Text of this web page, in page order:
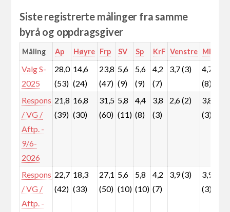
Siste registrerte målinger fra samme
byrå og oppdragsgiver
Måling Ap Høyre Frp SV Sp KrF Venstre MDG
Valg S-
2025
28,0
(53)
14,6
(24)
23,8
(47)
5,6
(9)
5,6
(9)
4,2
(7)
3,7 (3)
4,7
(8)
Respons
/ VG /
Aftp. -
9/6-
2026
21,8
(39)
16,8
(30)
31,5
(60)
5,8
(11)
4,4
(8)
3,8
(3)
2,6 (2)
3,8
(3)
Respons
/ VG /
Aftp. -
22,7
(42)
18,3
(33)
27,1
(50)
5,6
(10)
5,8
(10)
4,2
(7)
3,9 (3)
3,9
(3)